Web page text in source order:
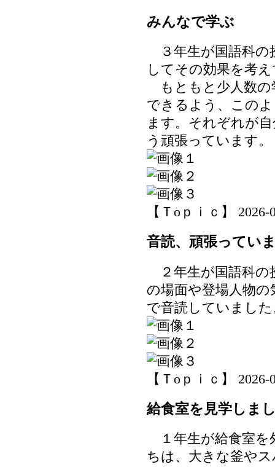
みんなで学ぶ
３年生が国語科の
してその効果を考
もともと少人数の
できるよう、この
ます。それぞれが
う頑張っています。
【Ｔoｐｉｃ】 2026-
音読、頑張ってい
２年生が国語科の
の場面や登場人物
で音読していました
【Ｔoｐｉｃ】 2026-
給食室を見学しま
１年生が給食室を
ちは、大きな釜や